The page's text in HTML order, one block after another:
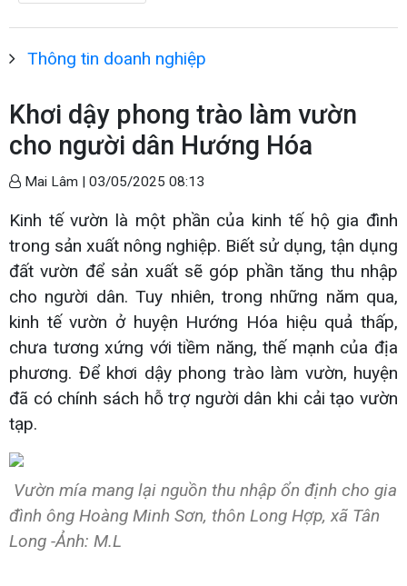
Thông tin doanh nghiệp
Khơi dậy phong trào làm vườn
cho người dân Hướng Hóa
Mai Lâm | 03/05/2025 08:13
Kinh tế vườn là một phần của kinh tế hộ gia đình
trong sản xuất nông nghiệp. Biết sử dụng, tận dụng
đất vườn để sản xuất sẽ góp phần tăng thu nhập
cho người dân. Tuy nhiên, trong những năm qua,
kinh tế vườn ở huyện Hướng Hóa hiệu quả thấp,
chưa tương xứng với tiềm năng, thế mạnh của địa
phương. Để khơi dậy phong trào làm vườn, huyện
đã có chính sách hỗ trợ người dân khi cải tạo vườn
tạp.
Vườn mía mang lại nguồn thu nhập ổn định cho gia
đình ông Hoàng Minh Sơn, thôn Long Hợp, xã Tân
Long -Ảnh: M.L